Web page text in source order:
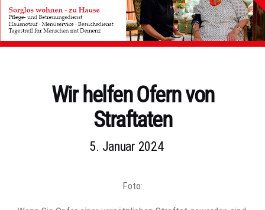
Wir helfen Ofern von
Straftaten
5. Januar 2024
Foto: